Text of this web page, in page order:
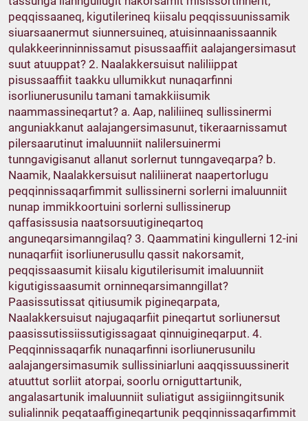
peqqissaaneq, kigutilerineq kiisalu peqqissuunissamik
siuarsaanermut siunnersuineq, atuisinnaanissaannik
qulakkeerinninnissamut pisussaaffiit aalajangersimasut
suut atuuppat? 2. Naalakkersuisut naliliippat
pisussaaffiit taakku ullumikkut nunaqarfinni
isorliunerusunilu tamani tamakkiisumik
naammassineqartut? a. Aap, naliliineq sullissinermi
anguniakkanut aalajangersimasunut, tikeraarnissamut
pilersaarutinut imaluunniit nalilersuinermi
tunngavigisanut allanut sorlernut tunngaveqarpa? b.
Naamik, Naalakkersuisut naliliinerat naapertorlugu
peqqinnissaqarfimmit sullissinerni sorlerni imaluunniit
nunap immikkoortuini sorlerni sullissinerup
qaffasissusia naatsorsuutigineqartoq
anguneqarsimanngilaq? 3. Qaammatini kingullerni 12-ini
nunaqarfiit isorliunerusullu qassit nakorsamit,
peqqissaasumit kiisalu kigutilerisumit imaluunniit
kigutigissaasumit orninneqarsimanngillat?
Paasissutissat qitiusumik pigineqarpata,
Naalakkersuisut najugaqarfiit pineqartut sorliunersut
paasissutissiissutigissagaat qinnuigineqarput. 4.
Peqqinnissaqarfik nunaqarfinni isorliunerusunilu
aalajangersimasumik sullissiniarluni aaqqissuussinerit
atuuttut sorliit atorpai, soorlu orniguttartunik,
angalasartunik imaluunniit suliatigut assigiinngitsunik
sulialinnik peqataaffigineqartunik peqqinnissaqarfimmit